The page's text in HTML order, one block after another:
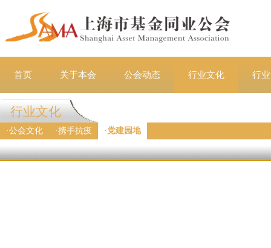
首页 关于本会 公会动态 行业文化 行
行业文化
·公会文化 ·携手抗疫 ·党建园地